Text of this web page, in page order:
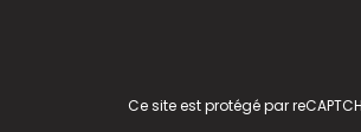
Ce site est protégé par